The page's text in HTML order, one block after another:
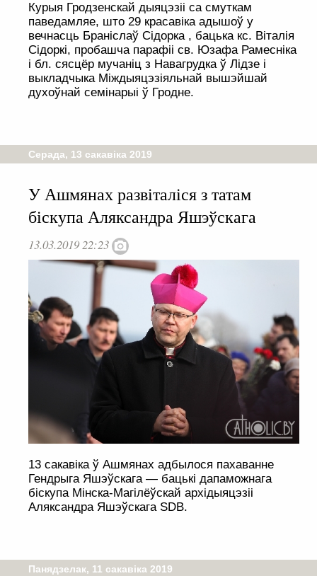
Курыя Гродзенскай дыяцэзіі са смуткам
паведамляе, што 29 красавіка адышоў у
вечнасць Браніслаў Сідорка , бацька кс. Віталія
Сідоркі, пробашча парафіі св. Юзафа Рамесніка
і бл. сясцёр мучаніц з Навагрудка ў Лідзе i
выкладчыка Міждыяцэзіяльнай вышэйшай
духоўнай семінарыі ў Гродне.
Серада, 13 сакавіка 2019
У Ашмянах развіталіся з татам
біскупа Аляксандра Яшэўскага
13.03.2019 22:23
13 сакавіка ў Ашмянах адбылося пахаванне
Гендрыга Яшэўскага — бацькі дапаможнага
біскупа Мінска-Магілёўскай архідыяцэзіі
Аляксандра Яшэўскага SDB.
Панядзелак, 11 сакавіка 2019